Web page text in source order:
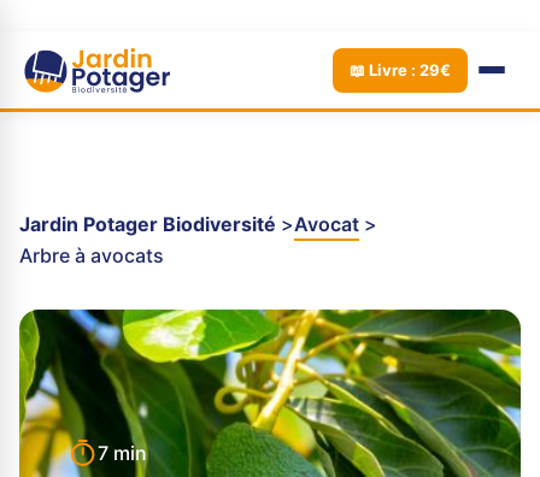
📖 Livre : 29€
Jardin Potager Biodiversité
Avocat
Arbre à avocats
7 min